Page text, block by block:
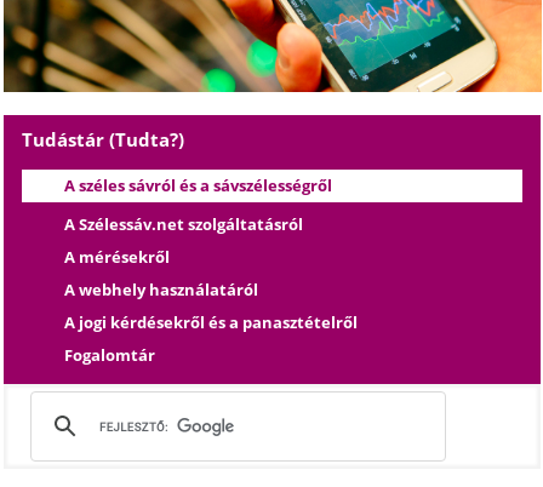
Tudástár (Tudta?)
A széles sávról és a sávszélességről
A Szélessáv.net szolgáltatásról
A mérésekről
A webhely használatáról
A jogi kérdésekről és a panasztételről
Fogalomtár